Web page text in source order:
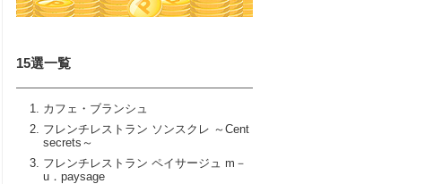
15選一覧
カフェ・ブランシュ
フレンチレストラン ソンスクレ ～Cent
secrets～
フレンチレストラン ペイサージュ m－
u．paysage